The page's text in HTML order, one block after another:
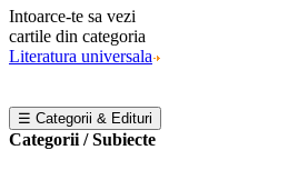
Intoarce-te sa vezi
cartile din categoria
Literatura universala
☰ Categorii & Edituri
Categorii / Subiecte